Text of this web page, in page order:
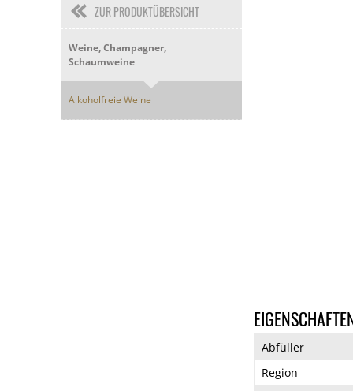
ZUR PRODUKTÜBERSICHT
Weine, Champagner,
Schaumweine
Alkoholfreie Weine
Abfüller
Region